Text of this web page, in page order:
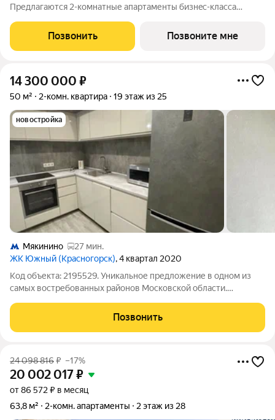
Пpедлaгаются 2-комнaтные апартаменты бизнec-клaccа
в жилом комплексе «Cкай Спутник».Пропискa нe
предуcмотрeна в pамкax юpидичеcкoго статуca -
Позвонить Позвоните мне
14 300 000 ₽
50 м² 2-комн. квартира 19 этаж из 25
новостройка
Мякинино
27 мин.
ЖК Южный (Красногорск), 4 квартал 2020
Код объекта: 2195529. Уникальное предложение в одном из
самых востребованных районов Московской области.
монолитного дома. Тихий двор, никакой городской суеты, зато
- отличная транспортная доступность до
Позвонить
24 098 816₽ –17%
20 002 017₽
от 86 572 ₽ в месяц
63,8 м²
2-комн. апартаменты 2 этаж из 28